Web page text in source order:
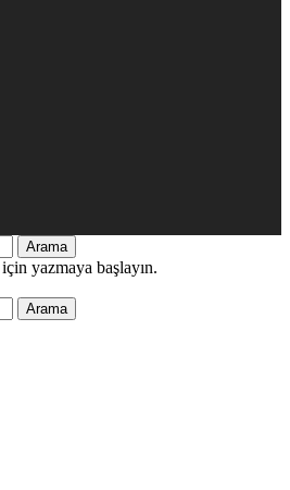
Arama
yazmaya başlayın.
Arama